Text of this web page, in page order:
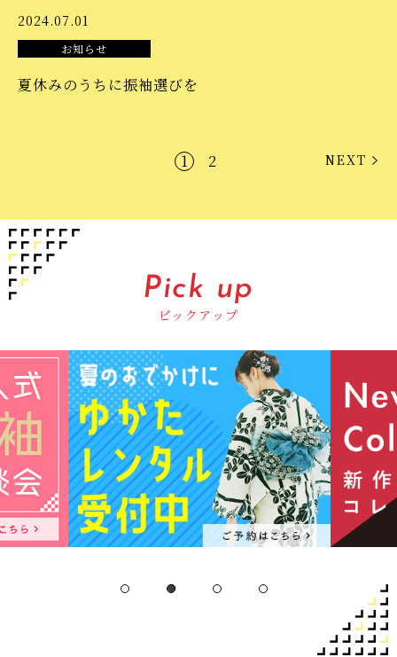
2024.07.01
お知らせ
夏休みのうちに振袖選びを
1 2 NEXT
Pick up
ピックアップ